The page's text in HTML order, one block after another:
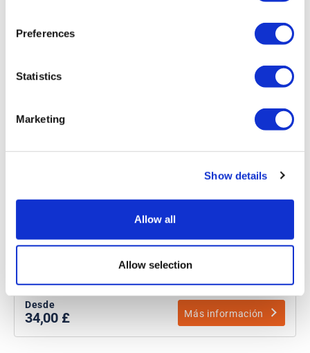
Preferences
Statistics
Marketing
Show details
Allow all
Allow selection
Visita al estadio y museo del
Un recorrido totalmente guiado de 60 minutos por el
estadio del Chelsea FC.
Experimente el dugout y vaya al campo de juego.
Camina por el túnel de jugadores.
Desde
34,00 £ Más información